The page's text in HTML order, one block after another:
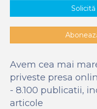
Avem cea mai
priveste presa
- 8.100 publicatii,
articole